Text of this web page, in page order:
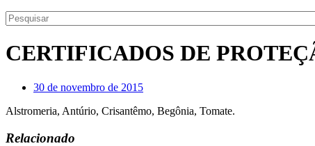
CERTIFICADOS DE
30 de novembro de 2015
Alstromeria, Antúrio, Crisantêmo, Begônia, Tomate.
Relacionado